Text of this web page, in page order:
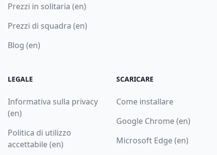
Prezzi in solitaria (en)
Prezzi di squadra (en)
Blog (en)
LEGALE
Informativa sulla privacy
(en)
Politica di utilizzo
accettabile (en)
SCARICARE
Come installare
Google Chrome (en)
Microsoft Edge (en)